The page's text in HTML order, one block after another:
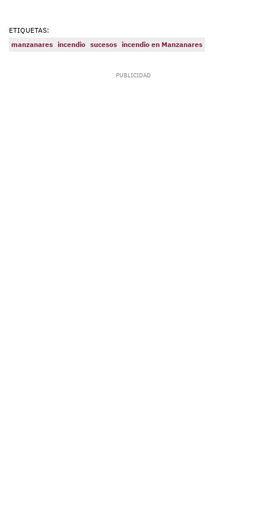
ETIQUETAS:
manzanares incendio sucesos incendio en Manzanares